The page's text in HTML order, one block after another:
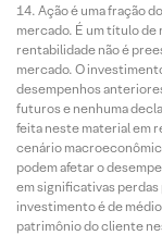
Ação é uma fração
mercado. É um título de
rentabilidade não é
mercado. O
desempenhos
futuros e nenhuma
feita neste material em
cenário
podem afetar o
em significativas
investimento é de
patrimônio do cliente